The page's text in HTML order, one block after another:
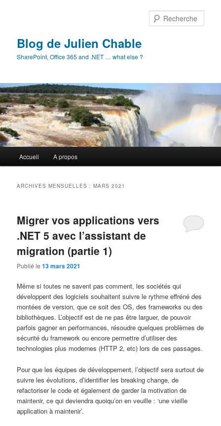
Blog de Julien Chable
SharePoint, Office 365 and .NET … what else ?
principal
Accueil A propos
ARCHIVES MENSUELLES :MARS 2021
Migrer vos applications vers
.NET 5 avec l’assistant de
migration (partie 1)
Publié le13 mars 2021
Même si toutes ne savent pas comment, les sociétés qui
développent des logiciels souhaitent suivre le rythme effréné des
montées de version, que ce soit des OS, des frameworks ou des
bibliothèques. L’objectif est de ne pas être larguer, de pouvoir
parfois gagner en performances, résoudre quelques problèmes de
sécurité du framework ou encore permettre d’utiliser des
technologies plus modernes (HTTP 2, etc) lors de ces passages.
Pour que les équipes de développement, l’objectif sera surtout de
suivre les évolutions, d’identifier les breaking change, de
refactoriser le code et également de garder la motivation de
maintenir, ce qui deviendra quoiqu’on en veuille : ‘une vieille
application à maintenir’.